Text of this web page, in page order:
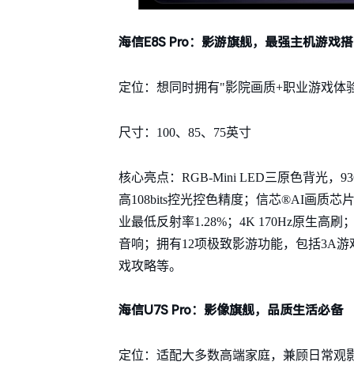
海信E8S Pro：影游旗舰，最强主机游戏
定位：想同时拥有"影院画质+职业游戏体
尺寸：100、85、75英寸
核心亮点：RGB-Mini LED三原色背光，
高108bits控光控色精度；信芯®AI画质芯
业最低反射率1.28%；4K 170Hz原生高刷
音响；拥有12项极致影游功能，包括3A
戏攻略等。
海信U7S Pro：影像旗舰，品质生活必备
定位：适配大多数高端家庭，兼顾日常观